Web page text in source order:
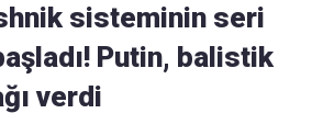
sisteminin seri
Putin, balistik
verdi